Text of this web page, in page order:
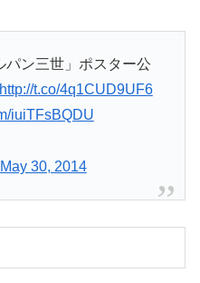
パン三世」ポスター公
http://t.co/4q1CUD9UF6
iuiTFsBQDU
May 30, 2014